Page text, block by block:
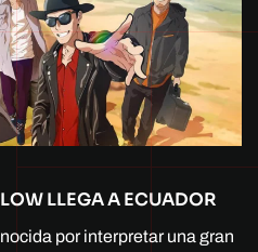
LLEGA A ECUADOR
por interpretar una gran